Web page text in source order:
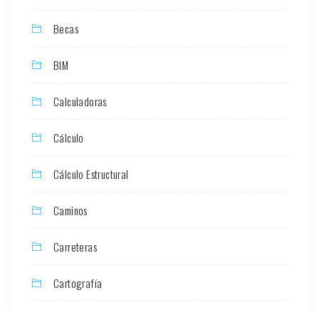
Becas
BIM
Calculadoras
Cálculo
Cálculo Estructural
Caminos
Carreteras
Cartografía